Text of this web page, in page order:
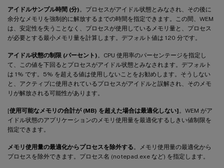
アイドルサンプル時間 (分) 。プロセスがアイドル状態とみなされ、その後に
余分なメモリを強制的に解放するまでの時間を指定できます。この間、WEM
は、安定性を失うことなく、プロセスが使用しているメモリ量と、プロセス
が必要とする最小メモリ量を計算します。デフォルト値は 120 分です。
アイドル状態の制限 (パーセント) 。CPU 使用率のパーセンテージを指定し
て、この値を下回るとプロセスがアイドル状態とみなされます。デフォルト
は 1% です。5% を超える値は使用しないことをお勧めします。そうしない
と、アクティブに使用されているプロセスがアイドルと誤解され、そのメモ
リが解放される可能性があります。
[使用可能なメモリの合計が (MB) を超えた場合は最適化しない] 。WEM がア
イドル状態のアプリケーションのメモリ使用量を最適化するしきい値制限を
指定できます。
メモリ使用量の最適化からプロセスを除外する 。メモリ使用量の最適化から
プロセスを除外できます。プロセス名 (notepad.exe など) を指定します。